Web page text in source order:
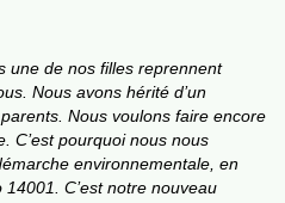
une de nos filles reprennent
Nous avons hérité d’un
Nous voulons faire encore
C’est pourquoi nous nous
environnementale, en
C’est notre nouveau